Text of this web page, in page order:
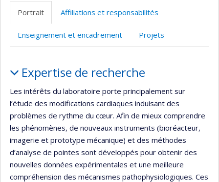
l’unité
de
site
Portrait Affiliations et responsabilités
Enseignement et encadrement Projets
Expertise de recherche
Les intérêts du laboratoire porte principalement sur
l’étude des modifications cardiaques induisant des
problèmes de rythme du cœur. Afin de mieux comprendre
les phénomènes, de nouveaux instruments (bioréacteur,
imagerie et prototype mécanique) et des méthodes
d’analyse de pointes sont développés pour obtenir des
nouvelles données expérimentales et une meilleure
compréhension des mécanismes pathophysiologiques. Ces